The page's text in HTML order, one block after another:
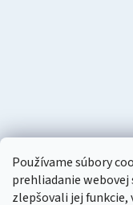
Používame súbory
prehliadanie webovej
zlepšovali jej